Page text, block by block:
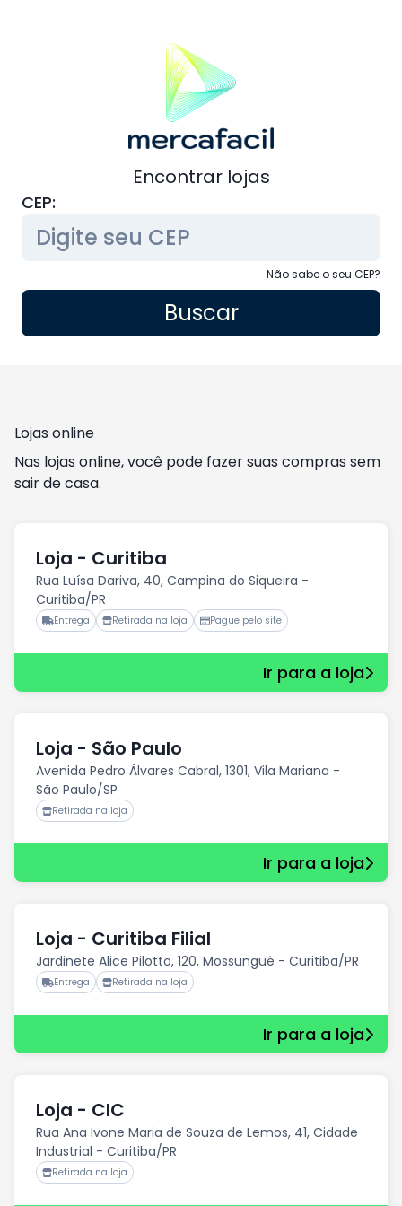
Encontrar lojas
CEP:
Não sabe o seu CEP?
Buscar
Lojas online
Nas lojas online, você pode fazer suas compras sem
sair de casa.
Loja - Curitiba
Rua Luísa Dariva, 40, Campina do Siqueira -
Curitiba/PR
Entrega Retirada na loja Pague pelo site
Ir para a loja
Loja - São Paulo
Avenida Pedro Álvares Cabral, 1301, Vila Mariana -
São Paulo/SP
Retirada na loja
Ir para a loja
Loja - Curitiba Filial
Jardinete Alice Pilotto, 120, Mossunguê - Curitiba/PR
Entrega Retirada na loja
Ir para a loja
Loja - CIC
Rua Ana Ivone Maria de Souza de Lemos, 41, Cidade
Industrial - Curitiba/PR
Retirada na loja